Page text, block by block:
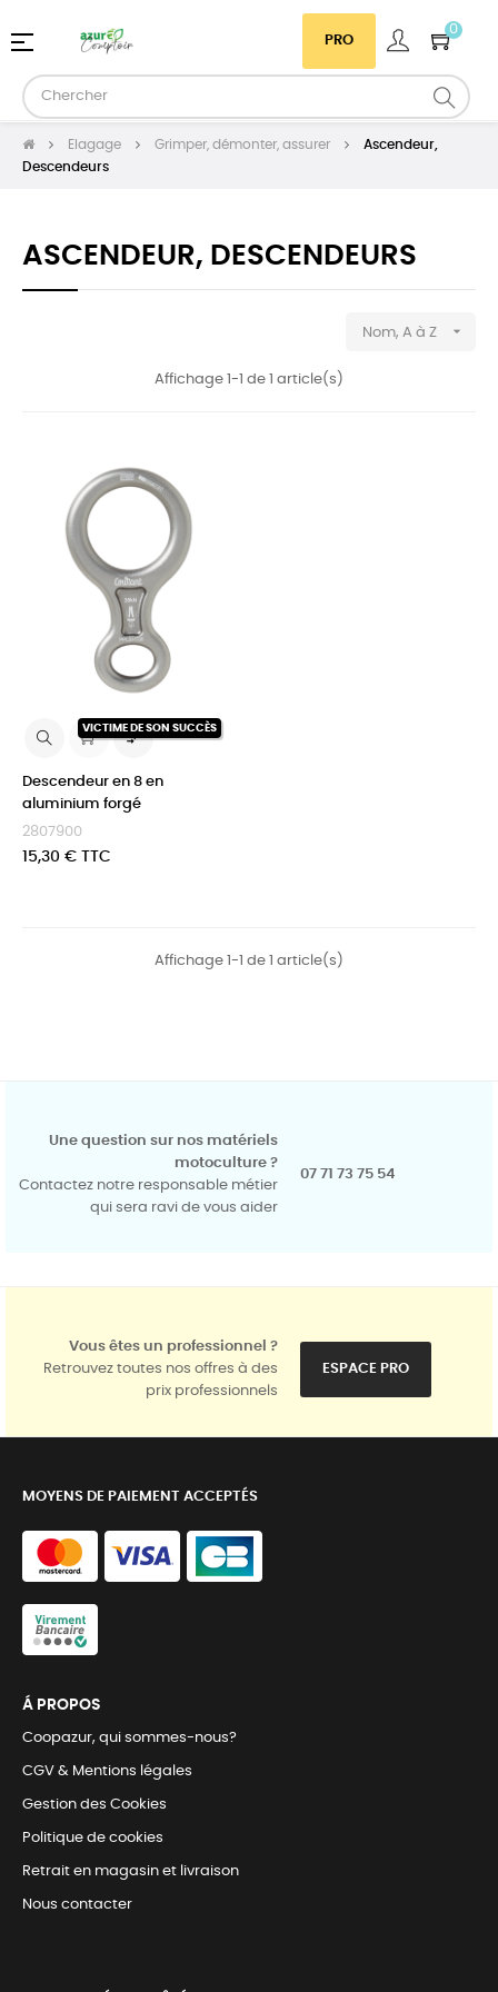
PRO
0
Basculer
navigation
☰
Elagage Grimper, démonter, assurer
Ascendeur,
Descendeurs
ASCENDEUR, DESCENDEURS
Nom, A à Z 
Affichage 1-1 de 1 article(s)
VICTIME DE SON SUCCÈS

Descendeur en 8 en
aluminium forgé
2807900
Prix
15,30 € TTC
Affichage 1-1 de 1 article(s)
Une question sur nos matériels
motoculture ?
Contactez notre responsable métier
qui sera ravi de vous aider
07 71 73 75 54
Vous êtes un professionnel ?
Retrouvez toutes nos offres à des
prix professionnels
ESPACE PRO
MOYENS DE PAIEMENT ACCEPTÉS
Á PROPOS
Coopazur, qui sommes-nous?
CGV & Mentions légales
Gestion des Cookies
Politique de cookies
Retrait en magasin et livraison
Nous contacter